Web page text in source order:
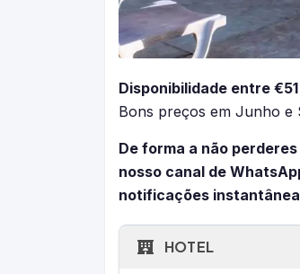
Disponibilidade entre
Bons preços em Junho e
De forma a não
nosso canal de
notificações
HOTEL